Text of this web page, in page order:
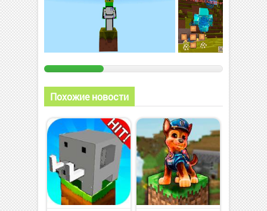
Похожие новости